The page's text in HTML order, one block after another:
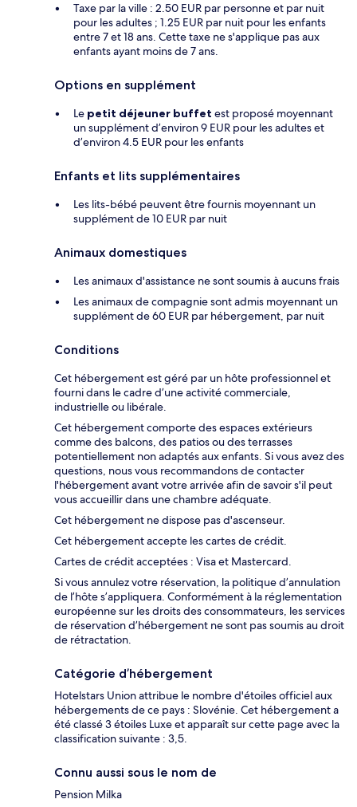
Taxe par la ville : 2.50 EUR par personne et par nuit
pour les adultes ; 1.25 EUR par nuit pour les enfants
entre 7 et 18 ans. Cette taxe ne s'applique pas aux
enfants ayant moins de 7 ans.
Options en supplément
Le petit déjeuner buffet est proposé moyennant
un supplément d’environ 9 EUR pour les adultes et
d’environ 4.5 EUR pour les enfants
Enfants et lits supplémentaires
Les lits-bébé peuvent être fournis moyennant un
supplément de 10 EUR par nuit
Animaux domestiques
Les animaux d'assistance ne sont soumis à aucuns frais
Les animaux de compagnie sont admis moyennant un
supplément de 60 EUR par hébergement, par nuit
Conditions
Cet hébergement est géré par un hôte professionnel et
fourni dans le cadre d’une activité commerciale,
industrielle ou libérale.
Cet hébergement comporte des espaces extérieurs
comme des balcons, des patios ou des terrasses
potentiellement non adaptés aux enfants. Si vous avez des
questions, nous vous recommandons de contacter
l'hébergement avant votre arrivée afin de savoir s'il peut
vous accueillir dans une chambre adéquate.
Cet hébergement ne dispose pas d'ascenseur.
Cet hébergement accepte les cartes de crédit.
Cartes de crédit acceptées : Visa et Mastercard.
Si vous annulez votre réservation, la politique d’annulation
de l’hôte s’appliquera. Conformément à la réglementation
européenne sur les droits des consommateurs, les services
de réservation d’hébergement ne sont pas soumis au droit
de rétractation.
Catégorie d’hébergement
Hotelstars Union attribue le nombre d'étoiles officiel aux
hébergements de ce pays : Slovénie. Cet hébergement a
été classé 3 étoiles Luxe et apparaît sur cette page avec la
classification suivante : 3,5.
Connu aussi sous le nom de
Pension Milka